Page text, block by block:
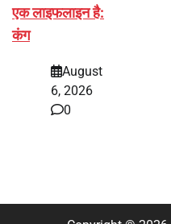
एक लाइफलाइन है:
कंग
August
6, 2026
0